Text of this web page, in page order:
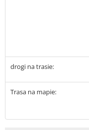
drogi na trasie:
Trasa na mapie: